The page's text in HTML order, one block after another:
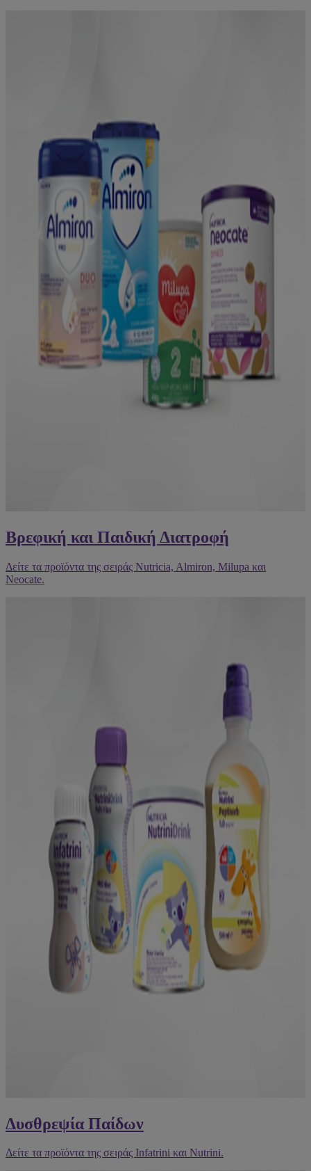
Βρεφική και Παιδική Διατροφή
Δείτε τα προϊόντα της σειράς Nutricia, Almiron, Milupa και
Neocate.
Δυσθρεψία Παίδων
Δείτε τα προϊόντα της σειράς Infatrini και Nutrini.